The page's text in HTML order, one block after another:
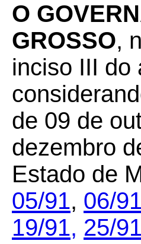
O
GROSSO,
inciso III do
de 09 de
dezembro
Estado de
05/91, 06/91
19/91, 25/